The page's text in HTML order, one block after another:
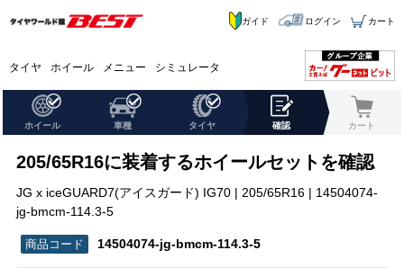
タイヤ ホイール メニュー シミュレータ
ガイド ログイン カート
ホイール 車種 タイヤ 確認 カート
205/65R16に装着するホイールセットを確認
JG x iceGUARD7(アイスガード) IG70 | 205/65R16 | 14504074-
jg-bmcm-114.3-5
14504074-jg-bmcm-114.3-5